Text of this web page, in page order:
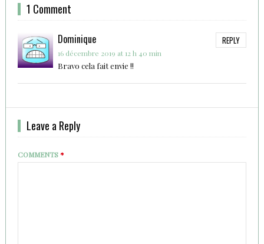
1 Comment
Dominique REPLY
16 décembre 2019 at 12 h 40 min
Bravo cela fait envie !!
Leave a Reply
COMMENTS*